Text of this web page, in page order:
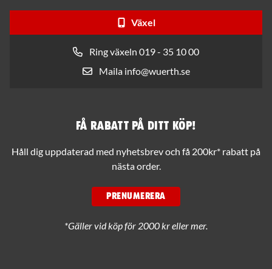
Växel
Ring växeln 019 - 35 10 00
Maila info@wuerth.se
Få rabatt på ditt köp!
Håll dig uppdaterad med nyhetsbrev och få 200kr* rabatt på
nästa order.
PRENUMERERA
*Gäller vid köp för 2000 kr eller mer.